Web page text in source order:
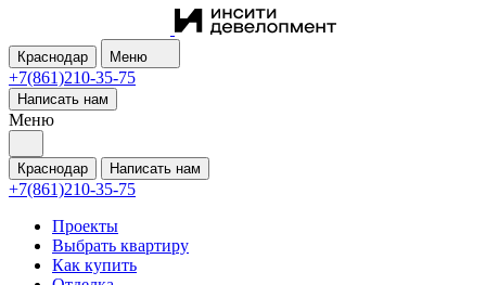
Краснодар Меню
+7(861)210-35-75
Написать нам
Меню
Краснодар Написать нам
+7(861)210-35-75
Проекты
Выбрать квартиру
Как купить